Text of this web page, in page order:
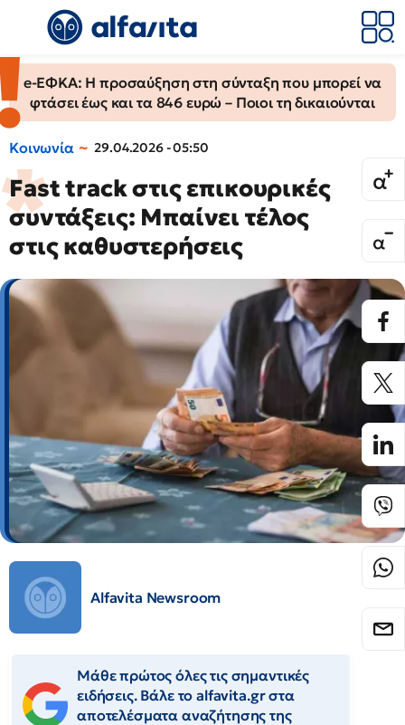
e-ΕΦΚΑ: Η προσαύξηση στη σύνταξη που μπορεί να
φτάσει έως και τα 846 ευρώ – Ποιοι τη δικαιούνται
Κοινωνία 29.04.2026 - 05:50
Fast track στις επικουρικές
συντάξεις: Μπαίνει τέλος
στις καθυστερήσεις
Alfavita Newsroom
Μάθε πρώτος όλες τις σημαντικές
ειδήσεις. Βάλε το alfavita.gr στα
αποτελέσματα αναζήτησης της